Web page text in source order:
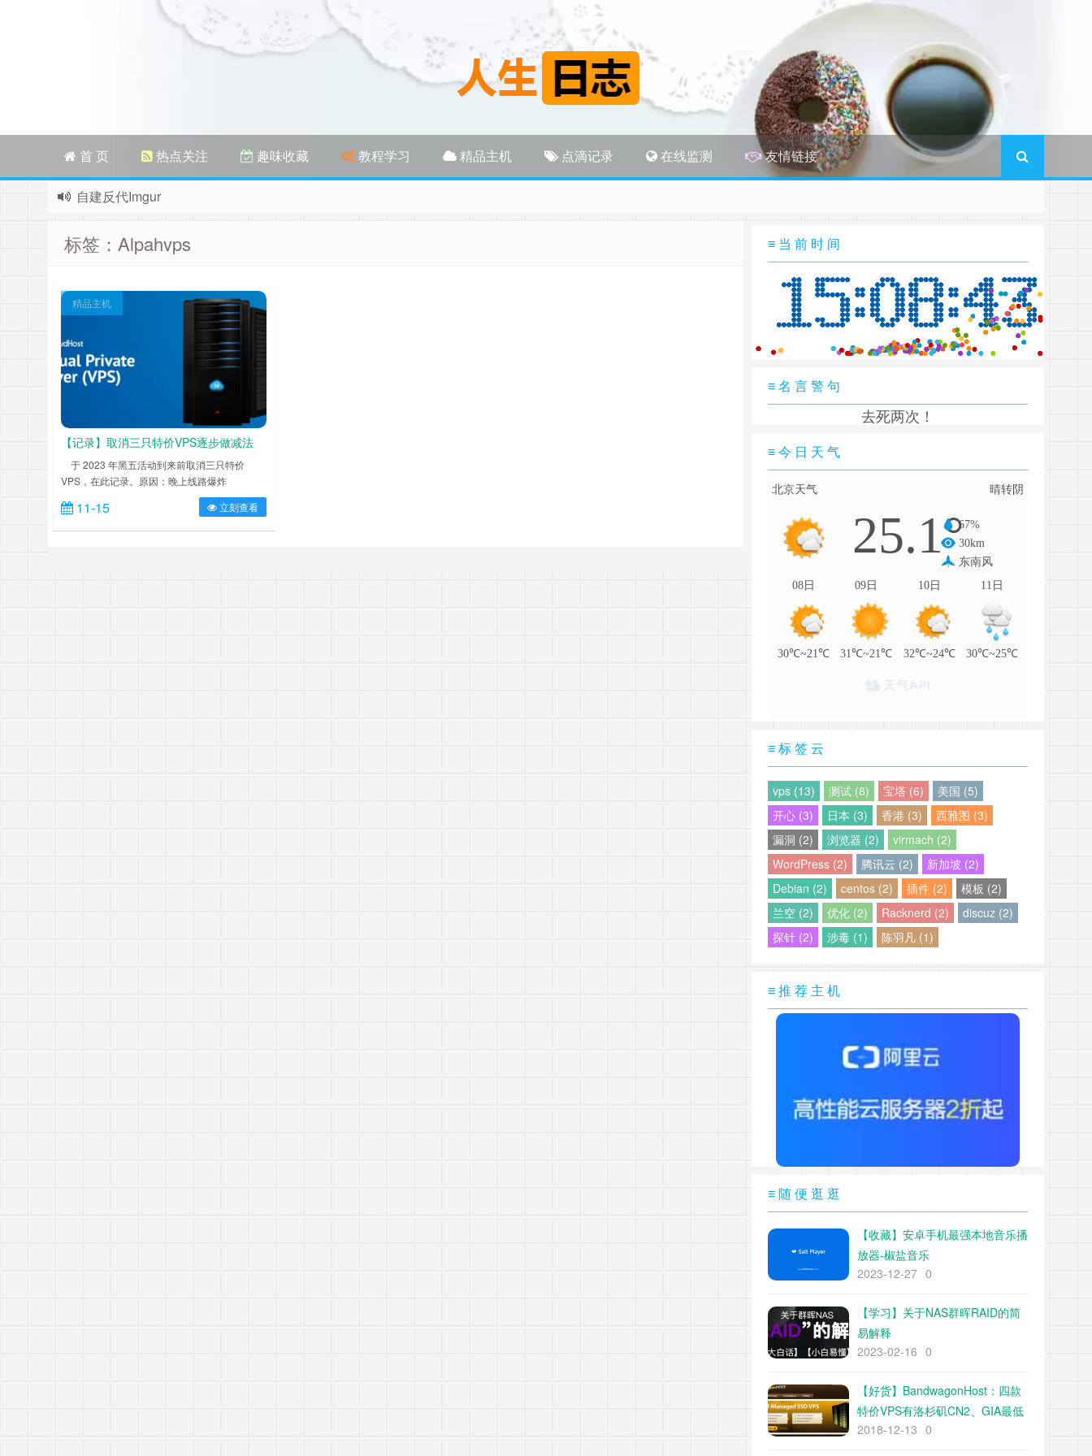
首 页 热点关注 趣味收藏 教程学习 精品主机 点滴记录 在线监测 友情链接
自建反代Imgur
企鹅微云直链图测试
持有VPS测试结果存档
换了个大框的眼镜，终于不往下掉了……
折腾了半天又回归了WP，还是这个上手！
跳着看完了电视剧《三大队》
快云存储空间
标签：Alpahvps
精品主机
【记录】取消三只特价VPS逐步做减法
于 2023 年黑五活动到来前取消三只特价
VPS，在此记录。原因：晚上线路爆炸
11-15 立刻查看
≡ 当 前 时 间
≡ 名 言 警 句
去死两次！
≡ 今 日 天 气
≡ 标 签 云
vps (13) 测试 (8) 宝塔 (6)
美国 (5)
开心 (3)
日本 (3) 香港 (3)
西雅图 (3)
漏洞 (2)
浏览器 (2)
virmach (2)
WordPress (2)
腾讯云 (2)
新加坡 (2)
Debian (2)
centos (2) 插件 (2)
模板 (2)
兰空 (2)
优化 (2) Racknerd (2)
discuz (2)
探针 (2)
涉毒 (1) 陈羽凡 (1)
≡ 推 荐 主 机
≡ 随 便 逛 逛
【收藏】安卓手机最强本地音乐播
放器-椒盐音乐
2023-12-27 0
【学习】关于NAS群晖RAID的简
易解释
2023-02-16 0
【好货】BandwagonHost：四款
特价VPS有洛杉矶CN2、GIA最低
25$/年
2018-12-13 0